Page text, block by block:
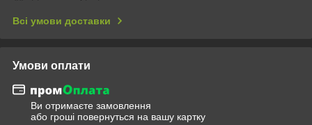
Всі умови доставки
Умови оплати
Ви отримаєте замовлення
або гроші повернуться на вашу картку